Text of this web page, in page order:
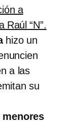
a
Raúl “N”.
hizo un
a las
su
menores